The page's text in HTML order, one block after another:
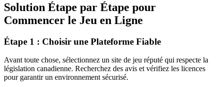
Solution Étape par Étape pour
Commencer le Jeu en Ligne
Étape 1 : Choisir une Plateforme Fiable
Avant toute chose, sélectionnez un site de jeu réputé qui respecte la
législation canadienne. Recherchez des avis et vérifiez les licences
pour garantir un environnement sécurisé.